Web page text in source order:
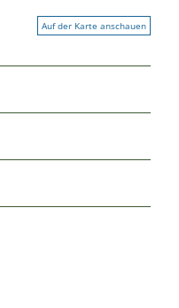
Auf der Karte anschauen